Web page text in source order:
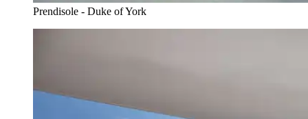
Prendisole - Duke of York